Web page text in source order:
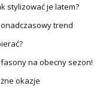
stylizować je latem?
trend
na obecny sezon!
okazje